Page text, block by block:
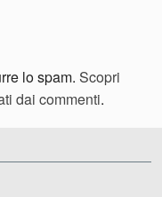
lo spam. Scopri
dai commenti.